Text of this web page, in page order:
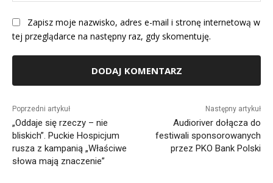
Zapisz moje nazwisko, adres e-mail i stronę internetową w
tej przeglądarce na następny raz, gdy skomentuję.
Poprzedni artykuł
„Oddaje się rzeczy – nie
bliskich”. Puckie Hospicjum
rusza z kampanią „Właściwe
słowa mają znaczenie”
Następny artykuł
Audioriver dołącza do
festiwali sponsorowanych
przez PKO Bank Polski